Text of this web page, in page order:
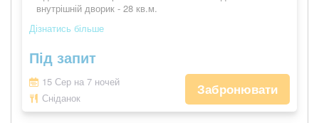
внутрішній дворик - 28 кв.м.
Дізнатись більше
Під запит
15 Сер на 7 ночей
Сніданок
Забронювати